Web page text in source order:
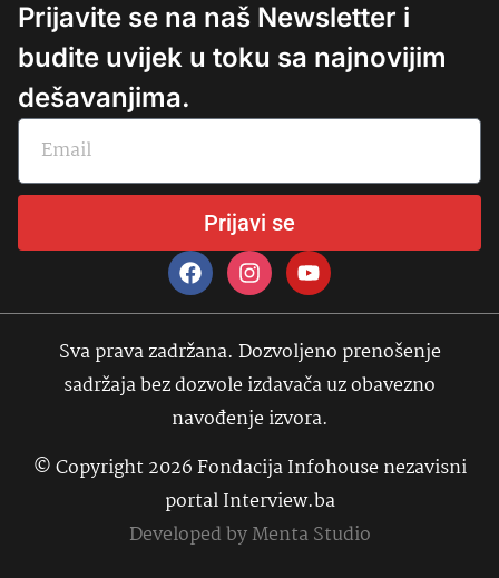
Prijavite se na naš Newsletter i
budite uvijek u toku sa najnovijim
dešavanjima.
Prijavi se
Sva prava zadržana. Dozvoljeno prenošenje
sadržaja bez dozvole izdavača uz obavezno
navođenje izvora.
© Copyright 2026 Fondacija Infohouse nezavisni
portal Interview.ba
Developed byMenta Studio